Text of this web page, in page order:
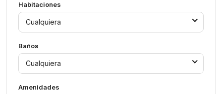
Habitaciones
Cualquiera
Baños
Cualquiera
Amenidades